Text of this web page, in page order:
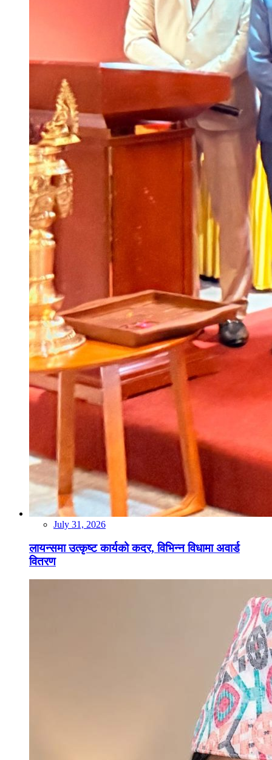
July 31, 2026
लायन्समा उत्कृष्ट कार्यको कदर, विभिन्न विधामा अवार्ड
वितरण